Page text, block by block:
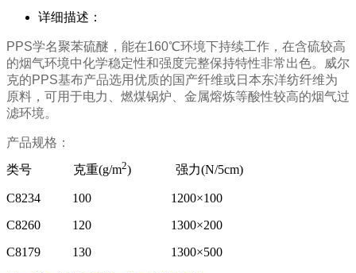
详细描述：
PPS学名聚苯硫醚 ， 能在160℃环境下持续工作，在含硫较高
的烟气环境中化学稳定性和强度完整保持特性非常出色。威尔
克的PPS基布产品选用优质的国产纤维或日本东洋纺纤维为
原料，可用于电力、 燃煤锅炉、金属熔炼等酸性较高的烟气过
滤环境。
产品规格：
类号 克重(g/m2) 强力(N/5cm)
C8234 100
1200×100
C8260
120
1300×200
C8179
130 1300×500